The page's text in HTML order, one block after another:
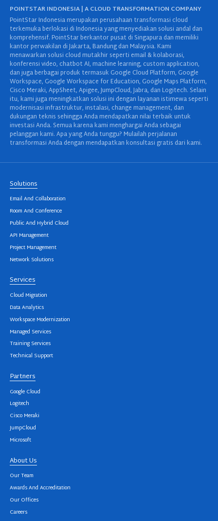
POINTSTAR INDONESIA | A CLOUD TRANSFORMATION COMPANY
PointStar Indonesia merupakan perusahaan transformasi cloud
terkemuka berlokasi di Indonesia yang menyediakan solusi andal dan
komprehensif. PointStar berkantor pusat di Singapura dan memiliki
kantor perwakilan di Jakarta, Bandung dan Malaysia. Kami
menawarkan solusi cloud mutakhir seperti email & kolaborasi,
konferensi video, chatbot AI, machine learning, custom application,
dan juga berbagai produk termasuk Google Cloud Platform, Google
Workspace, Google Workspace for Education, Google Maps Platform,
Cisco Meraki, AppSheet, Apigee, JumpCloud, Jabra, dan Logitech. Selain
itu, kami juga meningkatkan solusi ini dengan layanan istimewa seperti
modernisasi infrastruktur, instalasi, change management, dan
dukungan teknis sehingga Anda mendapatkan nilai terbaik untuk
investasi Anda. Semua karena kami menghargai Anda sebagai
pelanggan kami. Apa yang Anda tunggu? Mulailah perjalanan
transformasi Anda dengan mendapatkan konsultasi gratis dari kami.
Solutions
Email And Collaboration
Room And Conference
Public And Hybrid Cloud
API Management
Project Management
Network Solutions
Services
Cloud Migration
Data Analytics
Workspace Modernization
Managed Services
Training Services
Technical Support
Partners
Google Cloud
Logitech
Cisco Meraki
JumpCloud
Microsoft
About Us
Our Team
Awards And Accreditation
Our Offices
Careers